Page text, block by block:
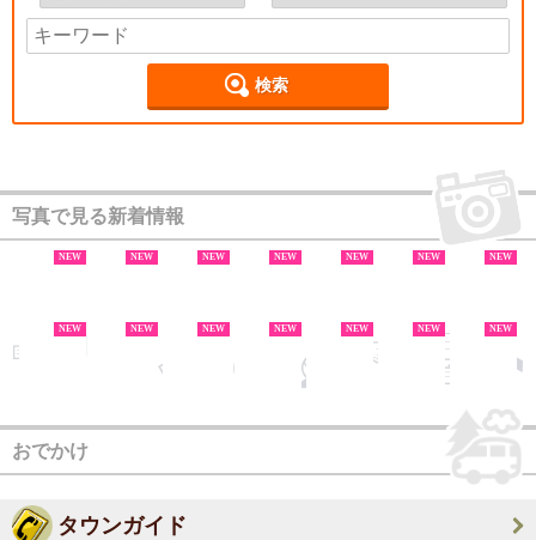
検索
写真で見る新着情報
NEW NEW NEW NEW NEW NEW NEW
NEW NEW NEW NEW NEW NEW NEW
おでかけ
タウンガイド